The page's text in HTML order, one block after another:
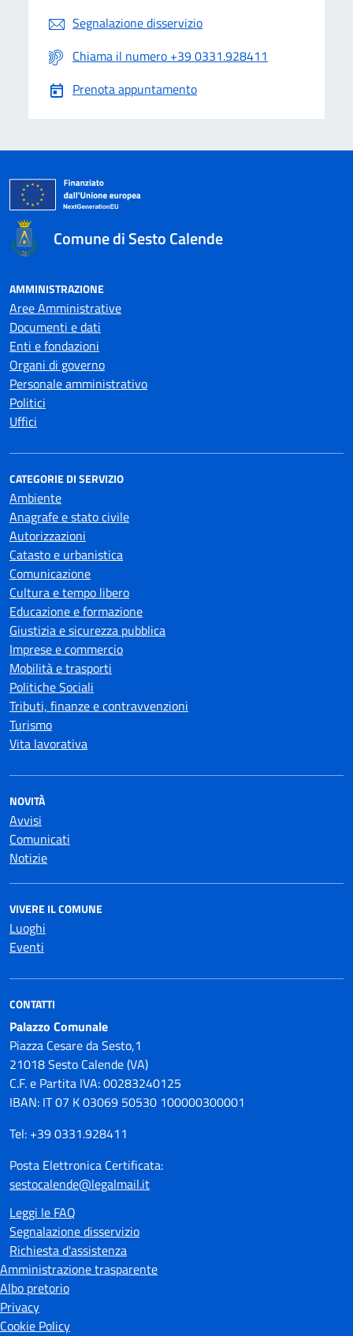
Segnalazione disservizio
Chiama il numero +39 0331.928411
Prenota appuntamento
Comune di Sesto Calende
AMMINISTRAZIONE
Aree Amministrative
Documenti e dati
Enti e fondazioni
Organi di governo
Personale amministrativo
Politici
Uffici
CATEGORIE DI SERVIZIO
Ambiente
Anagrafe e stato civile
Autorizzazioni
Catasto e urbanistica
Comunicazione
Cultura e tempo libero
Educazione e formazione
Giustizia e sicurezza pubblica
Imprese e commercio
Mobilità e trasporti
Politiche Sociali
Tributi, finanze e contravvenzioni
Turismo
Vita lavorativa
NOVITÀ
Avvisi
Comunicati
Notizie
VIVERE IL COMUNE
Luoghi
Eventi
CONTATTI
Palazzo Comunale
Piazza Cesare da Sesto,1
21018 Sesto Calende (VA)
C.F. e Partita IVA: 00283240125
IBAN: IT 07 K 03069 50530 100000300001
Tel: +39 0331.928411
Posta Elettronica Certificata:
sestocalende@legalmail.it
Leggi le FAQ
Segnalazione disservizio
Richiesta d'assistenza
Amministrazione trasparente
Albo pretorio
Privacy
Cookie Policy